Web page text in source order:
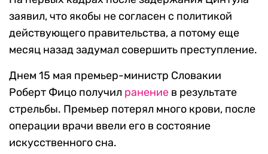
заявил, что якобы не согласен с политикой
действующего правительства, а потому еще
месяц назад задумал совершить преступление.
Днем 15 мая премьер-министр Словакии
Роберт Фицо получил ранение в результате
стрельбы. Премьер потерял много крови, после
операции врачи ввели его в состояние
искусственного сна.